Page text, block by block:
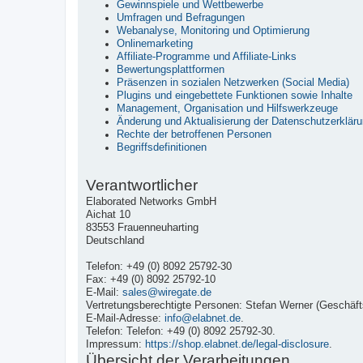
Gewinnspiele und Wettbewerbe
Umfragen und Befragungen
Webanalyse, Monitoring und Optimierung
Onlinemarketing
Affiliate-Programme und Affiliate-Links
Bewertungsplattformen
Präsenzen in sozialen Netzwerken (Social Media)
Plugins und eingebettete Funktionen sowie Inhalte
Management, Organisation und Hilfswerkzeuge
Änderung und Aktualisierung der
Rechte der betroffenen Personen
Begriffsdefinitionen
Verantwortlicher
Elaborated Networks GmbH
Aichat 10
83553 Frauenneuharting
Deutschland
Telefon: +49 (0) 8092 25792-30
Fax: +49 (0) 8092 25792-10
E-Mail: sales@wiregate.de
Vertretungsberechtigte Personen: Stefan Werner
E-Mail-Adresse: info@elabnet.de
Telefon: Telefon: +49 (0) 8092 25792-30.
Impressum: https://shop.elabnet.de/legal-disclosure